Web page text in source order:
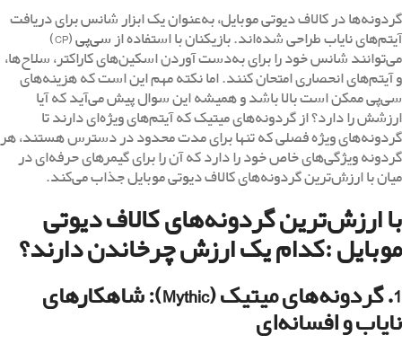
گردونه‌ها در کالاف دیوتی موبایل، به‌عنوان یک ابزار شانس برای دریافت
آیتم‌های نایاب طراحی شده‌اند. بازیکنان با استفاده ازسی‌پی
(CP)
می‌توانند شانس خود را برای به‌دست آوردن اسکین‌های کاراکتر، سلاح‌ها،
و آیتم‌های انحصاری امتحان کنند. اما نکته مهم این است که هزینه‌های
سی‌پی ممکن است بالا باشد و همیشه این سوال پیش می‌آید که آیا
ارزشش را دارد؟ از گردونه‌های میتیک که آیتم‌های ویژه‌ای دارند تا
گردونه‌های ویژه فصلی که تنها برای مدت محدود در دسترس هستند، هر
گردونه ویژگی‌های خاص خود را دارد که آن را برای گیمرهای حرفه‌ای در
میان با ارزش‌ترین گردونه‌های کالاف دیوتی موبایل جذاب می‌کند.
با ارزش‌ترین گردونه‌های کالاف دیوتی
موبایل :کدام یک ارزش چرخاندن دارند؟
1. گردونه‌های میتیک (Mythic): شاهکارهای
نایاب و افسانه‌ای